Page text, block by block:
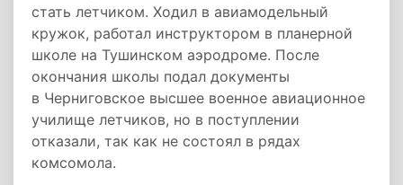
стать летчиком. Ходил в авиамодельный
кружок, работал инструктором в планерной
школе на Тушинском аэродроме. После
окончания школы подал документы
в Черниговское высшее военное авиационное
училище летчиков, но в поступлении
отказали, так как не состоял в рядах
комсомола.